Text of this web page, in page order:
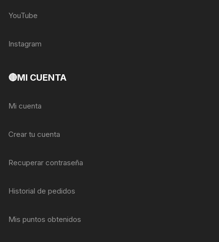
YouTube
Instagram
🔴MI CUENTA
Mi cuenta
Crear tu cuenta
Recuperar contraseña
Historial de pedidos
Mis puntos obtenidos